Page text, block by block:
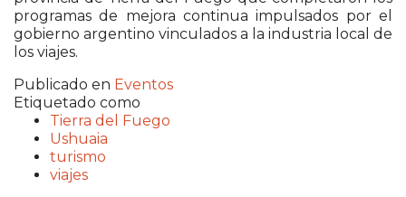
programas de mejora continua impulsados por el
gobierno argentino vinculados a la industria local de
los viajes.
Publicado en Eventos
Etiquetado como
Tierra del Fuego
Ushuaia
turismo
viajes